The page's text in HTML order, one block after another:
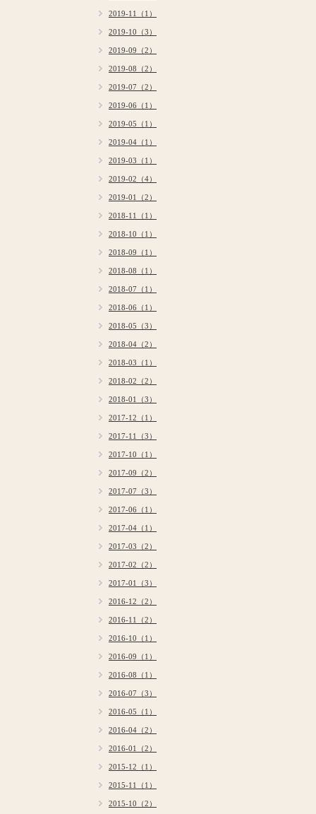
2019-11（1）
2019-10（3）
2019-09（2）
2019-08（2）
2019-07（2）
2019-06（1）
2019-05（1）
2019-04（1）
2019-03（1）
2019-02（4）
2019-01（2）
2018-11（1）
2018-10（1）
2018-09（1）
2018-08（1）
2018-07（1）
2018-06（1）
2018-05（3）
2018-04（2）
2018-03（1）
2018-02（2）
2018-01（3）
2017-12（1）
2017-11（3）
2017-10（1）
2017-09（2）
2017-07（3）
2017-06（1）
2017-04（1）
2017-03（2）
2017-02（2）
2017-01（3）
2016-12（2）
2016-11（2）
2016-10（1）
2016-09（1）
2016-08（1）
2016-07（3）
2016-05（1）
2016-04（2）
2016-01（2）
2015-12（1）
2015-11（1）
2015-10（2）